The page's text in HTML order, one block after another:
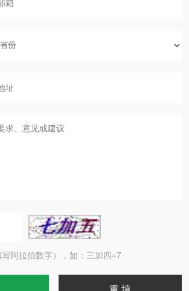
阿拉伯数字），如：三加四=7